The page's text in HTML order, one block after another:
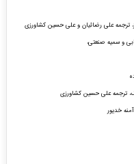
ترجمه علی رضائیان و علی حسین کشاورزی
ترجمه علی حسین کشاورزی
خدیور